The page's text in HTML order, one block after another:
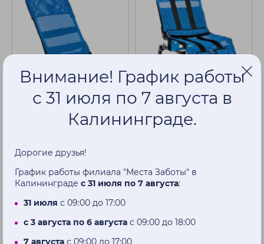
Детское кресло для
47 000 ₽
Купить
Кресло для ванны
Reh4mat Аквосего Aks
82 450 ₽
Внимание! График работы
с 31 июля по 7 августа в
Калининграде.
Дорогие друзья!
График работы филиала "Места Заботы" в
Калининграде с 31 июля по 7 августа:
31 июля с 09:00 до 17:00
с 3 августа по 6 августа с 09:00 до 18:00
7 августа с 09:00 до 17:00